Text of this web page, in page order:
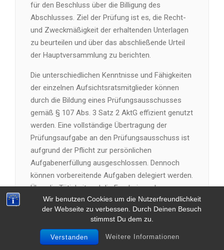
Wir benutzen Cookies um die Nutzerfreundlichkeit
der Webseite zu verbessen. Durch Deinen Besuch
stimmst Du dem zu.
Verstanden Weitere Informationen
für den Beschluss über die Billigung des
Abschlusses. Ziel der Prüfung ist es, die Recht-
und Zweckmäßigkeit der erhaltenden Unterlagen
zu beurteilen und über das abschließende Urteil
der Hauptversammlung zu berichten.
Die unterschiedlichen Kenntnisse und Fähigkeiten
der einzelnen Aufsichtsratsmitglieder können
durch die Bildung eines Prüfungsausschusses
gemäß § 107 Abs. 3 Satz 2 AktG effizient genutzt
werden. Eine vollständige Übertragung der
Prüfungsaufgabe an den Prüfungsausschuss ist
aufgrund der Pflicht zur persönlichen
Aufgabenerfüllung ausgeschlossen. Dennoch
können vorbereitende Aufgaben delegiert werden.
Über die Tätigkeit und die Ergebnisse der
delegierten Aufgaben müssen alle
Aufsichtsratsmitglieder informiert werden, damit
Neben der erforderlichen Fachkenntnis zu